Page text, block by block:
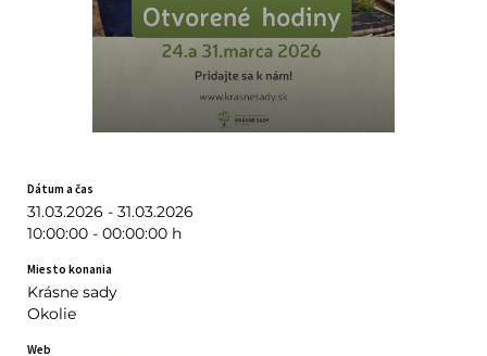
Dátum a čas
31.03.2026 - 31.03.2026
10:00:00 - 00:00:00 h
Miesto konania
Krásne sady
Okolie
Web